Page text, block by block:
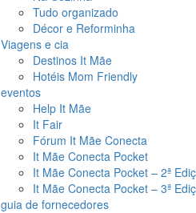
Tudo organizado
Décor e Reforminha
Viagens e cia
Destinos It Mãe
Hotéis Mom Friendly
eventos
Help It Mãe
It Fair
Fórum It Mãe Conecta
It Mãe Conecta Pocket
It Mãe Conecta Pocket – 2ª
It Mãe Conecta Pocket – 3ª
guia de fornecedores